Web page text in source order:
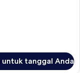
untuk tanggal Anda